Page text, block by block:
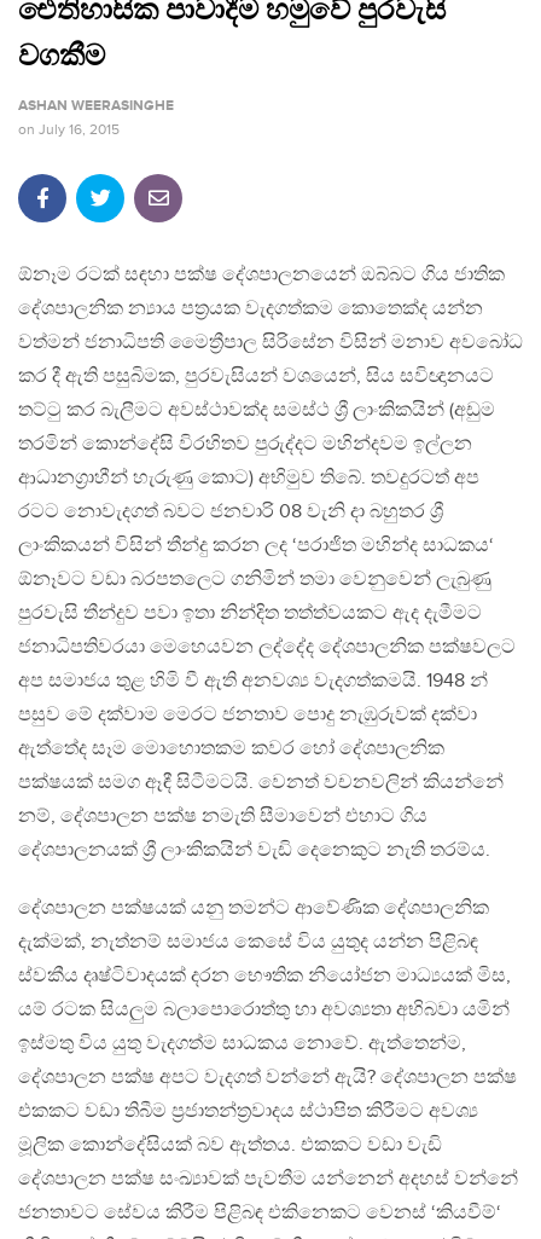
ඓතිහාසික පාවාදීම හමුවේ පුරවැසි
වගකීම
ASHAN WEERASINGHE
on July 16, 2015
ඕනෑම රටක් සඳහා පක්ෂ දේශපාලනයෙන් ඔබ්බට ගිය ජාතික
දේශපාලනික න්‍යාය පත්‍රයක වැදගත්කම කොතෙක්ද යන්න
වත්මන් ජනාධිපති මෛත්‍රීපාල සිරිසේන විසින් මනාව අවබෝධ
කර දී ඇති පසුබිමක, පුරවැසියන් වශයෙන්, සිය සවිඥානයට
තට්ටු කර බැලීමට අවස්ථාවක්ද සමස්ථ ශ්‍රී ලාංකිකයින් (අඩුම
තරමින් කොන්දේසි විරහිතව පුරුද්දට මහින්දවම ඉල්ලන
ආධානග්‍රාහීන් හැරුණු කොට) අභිමුව තිබේ. තවදුරටත් අප
රටට නොවැදගත් බවට ජනවාරි 08 වැනි දා බහුතර ශ්‍රී
ලාංකිකයන් විසින් තීන්දු කරන ලද ‘පරාජිත මහින්ද සාධකය‘
ඕනෑවට වඩා බරපතලෙට ගනිමින් තමා වෙනුවෙන් ලැබුණු
පුරවැසි තීන්දුව පවා ඉතා නින්දිත තත්ත්වයකට ඇද දැමීමට
ජනාධිපතිවරයා මෙහෙයවන ලද්දේද දේශපාලනික පක්ෂවලට
අප සමාජය තුළ හිමි වී ඇති අනවශ්‍ය වැදගත්කමයි. 1948 න්
පසුව මේ දක්වාම මෙරට ජනතාව පොදු නැඹුරුවක් දක්වා
ඇත්තේද සෑම මොහොතකම කවර හෝ දේශපාලනික
පක්ෂයක් සමග ඈඳී සිටීමටයි. වෙනත් වචනවලින් කියන්නේ
නම්, දේශපාලන පක්ෂ නමැති සීමාවෙන් එහාට ගිය
දේශපාලනයක් ශ්‍රී ලාංකිකයින් වැඩි දෙනෙකුට නැති තරම්ය.
දේශපාලන පක්ෂයක් යනු තමන්ට ආවේණික දේශපාලනික
දැක්මක්, නැත්නම් සමාජය කෙසේ විය යුතුද යන්න පිළිබඳ
ස්වකීය දෘෂ්ටිවාදයක් දරන භෞතික නියෝජන මාධ්‍යයක් මිස,
යම් රටක සියලුම බලාපොරොත්තු හා අවශ්‍යතා අභිබවා යමින්
ඉස්මතු විය යුතු වැදගත්ම සාධකය නොවේ. ඇත්තෙන්ම,
දේශපාලන පක්ෂ අපට වැදගත් වන්නේ ඇයි? දේශපාලන පක්ෂ
එකකට වඩා තිබීම ප්‍රජාතන්ත්‍රවාදය ස්ථාපිත කිරීමට අවශ්‍ය
මූලික කොන්දේසියක් බව ඇත්තය. එකකට වඩා වැඩි
දේශපාලන පක්ෂ සංඛ්‍යාවක් පැවතීම යන්නෙන් අදහස් වන්නේ
ජනතාවට සේවය කිරීම පිළිබඳ එකිනෙකට වෙනස් ‘කියවීම්‘